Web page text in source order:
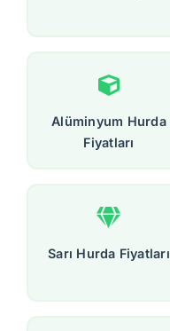
Alüminyum Hurda
Fiyatları
Sarı Hurda Fiyatları